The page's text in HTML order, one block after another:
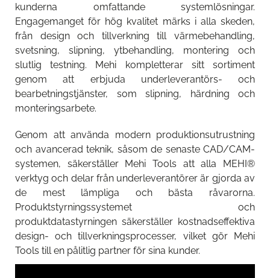
kunderna omfattande systemlösningar.
Engagemanget för hög kvalitet märks i alla skeden,
från design och tillverkning till värmebehandling,
svetsning, slipning, ytbehandling, montering och
slutlig testning. Mehi kompletterar sitt sortiment
genom att erbjuda underleverantörs- och
bearbetningstjänster, som slipning, härdning och
monteringsarbete.
Genom att använda modern produktionsutrustning
och avancerad teknik, såsom de senaste CAD/CAM-
systemen, säkerställer Mehi Tools att alla MEHI®
verktyg och delar från underleverantörer är gjorda av
de mest lämpliga och bästa råvarorna.
Produktstyrningssystemet och
produktdatastyrningen säkerställer kostnadseffektiva
design- och tillverkningsprocesser, vilket gör Mehi
Tools till en pålitlig partner för sina kunder.